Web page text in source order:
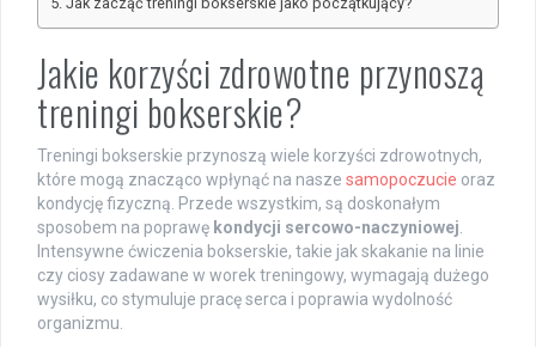
Jakie korzyści zdrowotne przynoszą
treningi bokserskie?
Treningi bokserskie przynoszą wiele korzyści zdrowotnych,
które mogą znacząco wpłynąć na nasze samopoczucie oraz
kondycję fizyczną. Przede wszystkim, są doskonałym
sposobem na poprawę kondycji sercowo-naczyniowej.
Intensywne ćwiczenia bokserskie, takie jak skakanie na linie
czy ciosy zadawane w worek treningowy, wymagają dużego
wysiłku, co stymuluje pracę serca i poprawia wydolność
organizmu.